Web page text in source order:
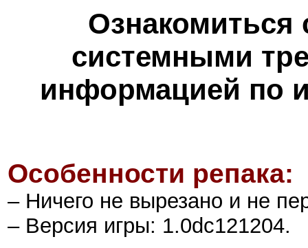
Ознакомиться
системными
информацией по
Особенности репака:
– Ничего не вырезано и не
– Версия игры: 1.0dc121204.